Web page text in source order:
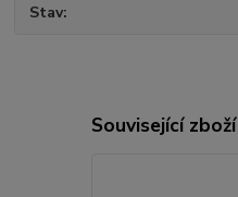
Stav
Související zboží